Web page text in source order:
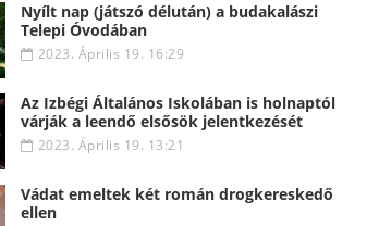
Nyílt nap (játszó délután) a budakalászi
Telepi Óvodában
2023. Április 19. 16:29
Az Izbégi Általános Iskolában is holnaptól
várják a leendő elsősök jelentkezését
2023. Április 19. 13:21
Vádat emeltek két román drogkereskedő
ellen